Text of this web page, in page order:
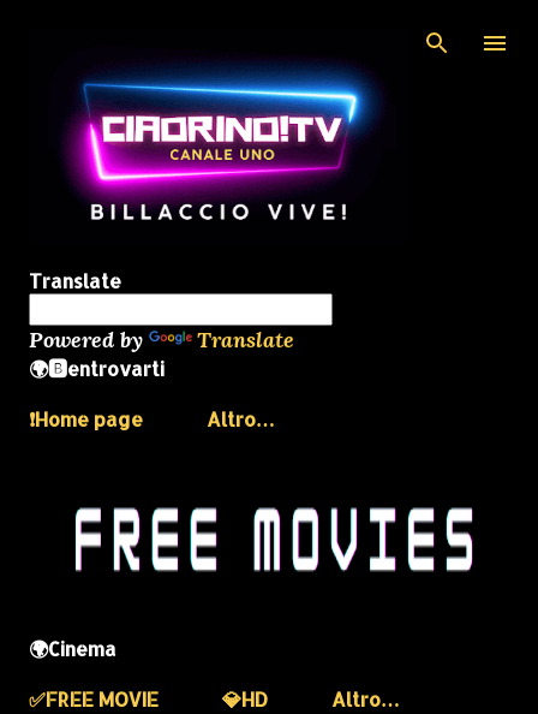
Translate
Powered by Translate
🌍🅱️entrovarti
❗️Home page
Altro…
🌍Cinema
✅️FREE MOVIE
💎HD Altro…